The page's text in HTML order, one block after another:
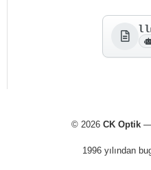
© 2026 CK Optik—
1996 yılından